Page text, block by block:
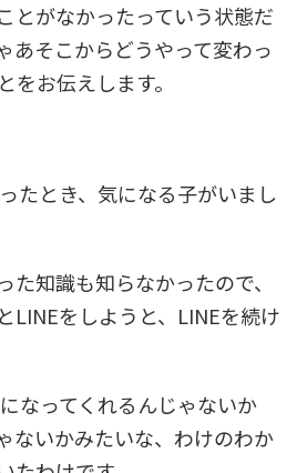
とがなかったっていう状態だ
あそこからどうやって変わっ
をお伝えします。
たとき、気になる子がいまし
た知識も知らなかったので、
LINEをしようと、LINEを続け
なってくれるんじゃないか
ないかみたいな、わけのわか